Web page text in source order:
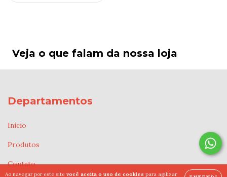
Ao navegar por este site você aceita o uso de cookies para agilizar
Veja o que falam da nossa loja
Departamentos
Início
Produtos
Contato